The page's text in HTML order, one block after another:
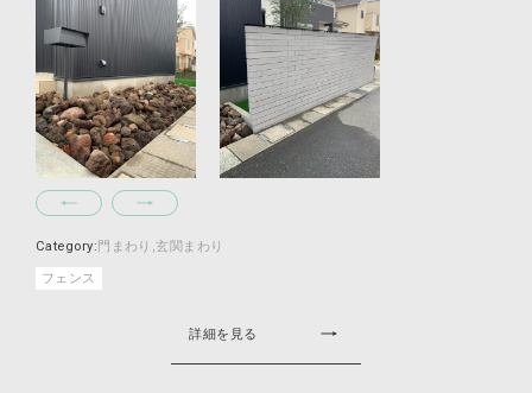
Category: 門まわり 玄関まわり
フェンス
詳細を見る